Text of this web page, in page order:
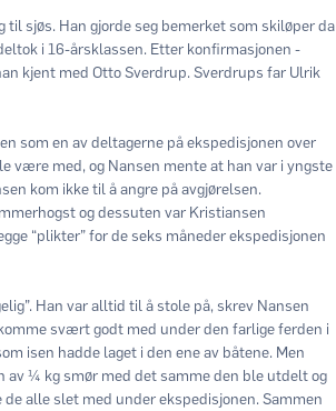
sjøs. Han gjorde seg bemerket som skiløper da
i 16-årsklassen. Etter konfirmasjonen -
kjent med Otto Sverdrup. Sverdrups far Ulrik
som en av deltagerne på ekspedisjonen over
være med, og Nansen mente at han var i yngste
kom ikke til å angre på avgjørelsen.
og dessuten var Kristiansen
“plikter” for de seks måneder ekspedisjonen
Han var alltid til å stole på, skrev Nansen
svært godt med under den farlige ferden i
isen hadde laget i den ene av båtene. Men
av ¼ kg smør med det samme den ble utdelt og
alle slet med under ekspedisjonen. Sammen